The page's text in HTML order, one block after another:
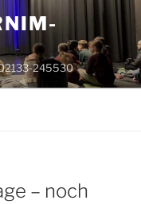
245530
– noch